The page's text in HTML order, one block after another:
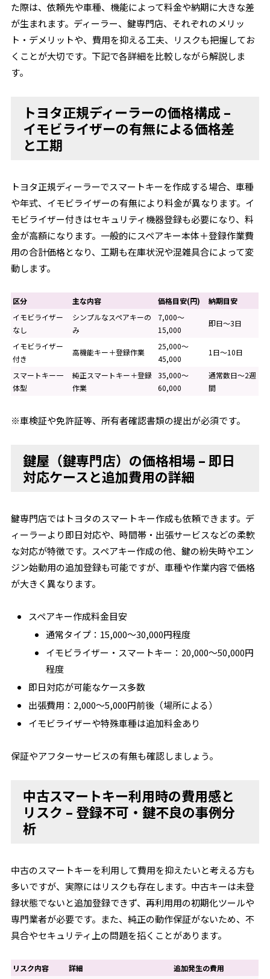
た際は、依頼先や車種、機能によって料金や納期に大きな差
が生まれます。ディーラー、鍵専門店、それぞれのメリッ
ト・デメリットや、費用を抑える工夫、リスクも把握してお
くことが大切です。下記で各詳細を比較しながら解説しま
す。
トヨタ正規ディーラーの価格構成 –
イモビライザーの有無による価格差
と工期
トヨタ正規ディーラーでスマートキーを作成する場合、車種
や年式、イモビライザーの有無により料金が異なります。イ
モビライザー付きはセキュリティ機器登録も必要になり、料
金が高額になります。一般的にスペアキー本体＋登録作業費
用の合計価格となり、工期も在庫状況や混雑具合によって変
動します。
区分 主な内容 価格目安(円)
納期目安
イモビライザー
なし
シンプルなスペアキーの
み
7,000～
15,000
即日～3日
イモビライザー
付き
高機能キー＋登録作業
25,000～
45,000
1日～10日
スマートキー一
体型
純正スマートキー＋登録
作業
35,000～
60,000
通常数日～2週
間
※車検証や免許証等、所有者確認書類の提出が必須です。
鍵屋（鍵専門店）の価格相場 – 即日
対応ケースと追加費用の詳細
鍵専門店ではトヨタのスマートキー作成も依頼できます。デ
ィーラーより即日対応や、時間帯・出張サービスなどの柔軟
な対応が特徴です。スペアキー作成の他、鍵の紛失時やエン
ジン始動用の追加登録も可能ですが、車種や作業内容で価格
が大きく異なります。
スペアキー作成料金目安
通常タイプ：15,000〜30,000円程度
イモビライザー・スマートキー：20,000〜50,000円
程度
即日対応が可能なケース多数
出張費用：2,000〜5,000円前後（場所による）
イモビライザーや特殊車種は追加料金あり
保証やアフターサービスの有無も確認しましょう。
中古スマートキー利用時の費用感と
リスク – 登録不可・鍵不良の事例分
析
中古のスマートキーを利用して費用を抑えたいと考える方も
多いですが、実際にはリスクも存在します。中古キーは未登
録状態でないと追加登録できず、再利用用の初期化ツールや
専門業者が必要です。また、純正の動作保証がないため、不
具合やセキュリティ上の問題を招くことがあります。
リスク内容 詳細 追加発生の費用